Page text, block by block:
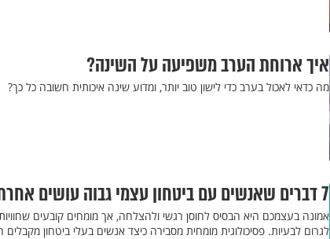
איך ארוחת הערב משפיעה על השינה?
מה כדאי לאכול בערב כדי לישון טוב יותר, ומדוע שינה איכותית חשובה כל כך?
7 דברים שאנשים עם ביטחון עצמי גבוה עושים אחרת
אמונה בעצמכם היא הבסיס לחוסן רגשי ולהצלחה, אך מומחים קובעים שחוויות
לגרום לבעיות. פסיכולוגית מומחית מסבירה כיצד אנשים בעלי ביטחון מקבלים